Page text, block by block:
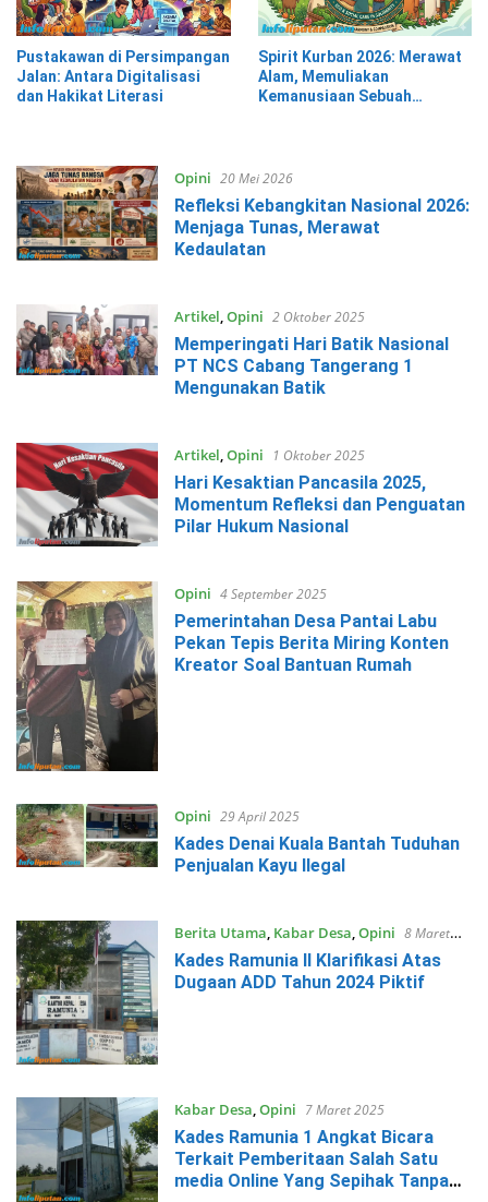
Pustakawan di Persimpangan
Jalan: Antara Digitalisasi
dan Hakikat Literasi
Spirit Kurban 2026: Merawat
Alam, Memuliakan
Kemanusiaan Sebuah
Opini 20 Mei 2026
Refleksi Kebangkitan Nasional 2026:
Menjaga Tunas, Merawat
Kedaulatan
Artikel,Opini 2 Oktober 2025
Memperingati Hari Batik Nasional
PT NCS Cabang Tangerang 1
Mengunakan Batik
Artikel,Opini 1 Oktober 2025
Hari Kesaktian Pancasila 2025,
Momentum Refleksi dan Penguatan
Pilar Hukum Nasional
Opini 4 September 2025
Pemerintahan Desa Pantai Labu
Pekan Tepis Berita Miring Konten
Kreator Soal Bantuan Rumah
Opini 29 April 2025
Kades Denai Kuala Bantah Tuduhan
Penjualan Kayu Ilegal
Berita Utama, Kabar Desa,Opini 8 Maret
2025
Kades Ramunia II Klarifikasi Atas
Dugaan ADD Tahun 2024 Piktif
Kabar Desa,Opini 7 Maret 2025
Kades Ramunia 1 Angkat Bicara
Terkait Pemberitaan Salah Satu
media Online Yang Sepihak Tanpa